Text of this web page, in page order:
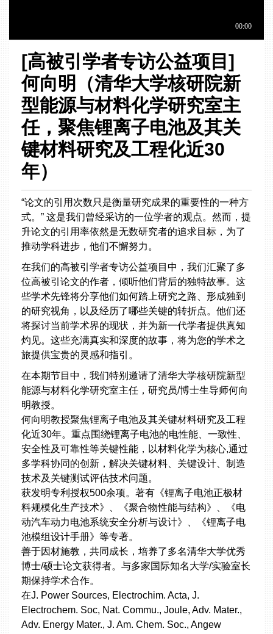
[高被引学者专访公益项目]
何向明（清华大学核研院新
型能源与材料化学研究室主
任，聚焦锂离子电池及其关
键材料研究及工程化近30
年）
“论文的引用次数只是衡量研究成果的重要性的一种方
式。” 这是我们曾经采访的一位学者的观点。然而，提
升论文的引用率依然是无数研究者的追求目标，为了
推动学科进步，他们不懈努力。
在我们的高被引学者专访公益项目中，我们汇聚了多
位高被引论文的作者，倾听他们背后的独特故事。这
些学术先锋将分享他们如何踏上研究之路、形成独到
的研究视角，以及经历了哪些关键的转折点。他们还
将探讨当前学术界的现状，并为新一代学者提供真知
灼见。这些充满真实和深度的故事，将为您的学术之
旅提供宝贵的灵感和指引。
在本期节目中，我们特别邀请了清华大学核研院新型
能源与材料化学研究室主任，研究员/博士生导师何向
明教授。
何向明教授聚焦锂离子电池及其关键材料研究及工程
化近30年。重点围绕锂离子电池的电性能、一致性、
安全性及可靠性等关键性能，以材料化学为核心,通过
多学科协同的创新，解决关键材料、关键设计、制造
技术及关键测试评估技术问题。
获发明专利授权500余项。著有《锂离子电池正极材
料规模化生产技术》、《聚合物性能与结构》、《电
动汽车动力电池系统安全分析与设计》、《锂离子电
池模组设计手册》等专著。
善于因材施教，共同成长，培养了多名清华大学优秀
博士/硕士论文获得者。与多家国际知名大学/实验室长
期保持学术合作。
在J. Power Sources, Electrochim. Acta, J.
Electrochem. Soc, Nat. Commu., Joule, Adv. Mater.,
Adv. Energy Mater., J. Am. Chem. Soc., Angew